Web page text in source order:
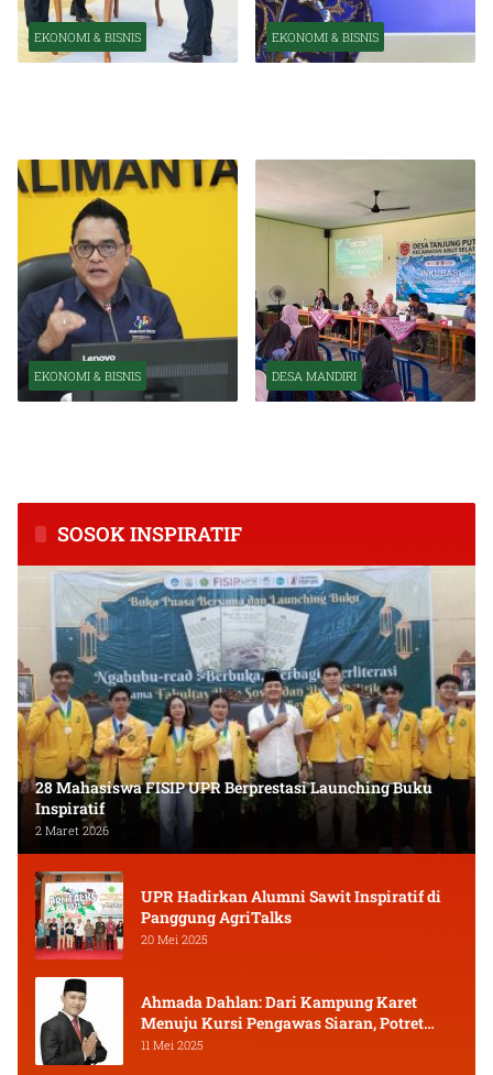
EKONOMI & BISNIS EKONOMI & BISNIS
EKONOMI & BISNIS DESA MANDIRI
SOSOK INSPIRATIF
28 Mahasiswa FISIP UPR Berprestasi Launching Buku
Inspiratif
2 Maret 2026
UPR Hadirkan Alumni Sawit Inspiratif di
Panggung AgriTalks
20 Mei 2025
Ahmada Dahlan: Dari Kampung Karet
Menuju Kursi Pengawas Siaran, Potret
Pejuang Muda Kalimantan Tengah
11 Mei 2025